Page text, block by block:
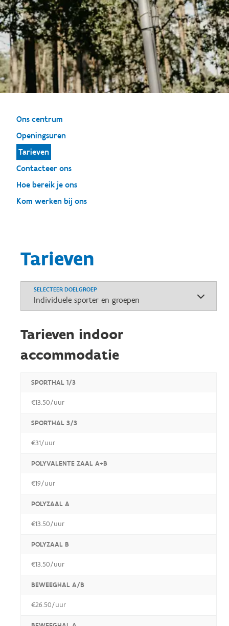
Ons centrum
Openingsuren
Tarieven
Contacteer ons
Hoe bereik je ons
Kom werken bij ons
Tarieven
SELECTEER DOELGROEP
Tarieven indoor
accommodatie
SPORTHAL 1/3
€13.50/uur
SPORTHAL 3/3
€31/uur
POLYVALENTE ZAAL A+B
€19/uur
POLYZAAL A
€13.50/uur
POLYZAAL B
€13.50/uur
BEWEEGHAL A/B
€26.50/uur